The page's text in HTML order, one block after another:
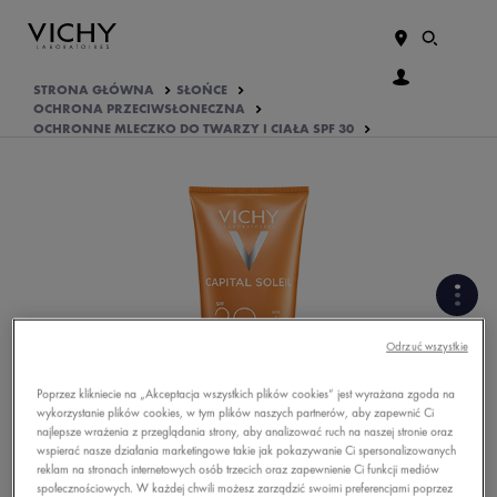
STRONA GŁÓWNA
SŁOŃCE
OCHRONA PRZECIWSŁONECZNA
OCHRONNE MLECZKO DO TWARZY I CIAŁA SPF 30
FORMUŁA BOGATA W
PODSTAWOWE INFORMACJE
O PRODUKCIE
OPINIE O PRODUKCIE
Poprzez klikniecie na „Akceptacja wszystkich plików cookies” jest wyrażana zgoda na
wykorzystanie plików cookies, w tym plików naszych partnerów, aby zapewnić Ci
najlepsze wrażenia z przeglądania strony, aby analizować ruch na naszej stronie oraz
wspierać nasze działania marketingowe takie jak pokazywanie Ci spersonalizowanych
reklam na stronach internetowych osób trzecich oraz zapewnienie Ci funkcji mediów
społecznościowych. W każdej chwili możesz zarządzić swoimi preferencjami poprzez
Odrzuć wszystkie